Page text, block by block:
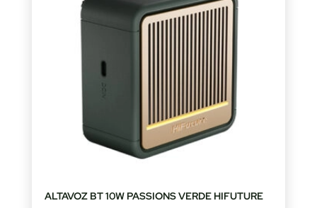
ALTAVOZ BT 10W PASSIONS VERDE HIFUTURE